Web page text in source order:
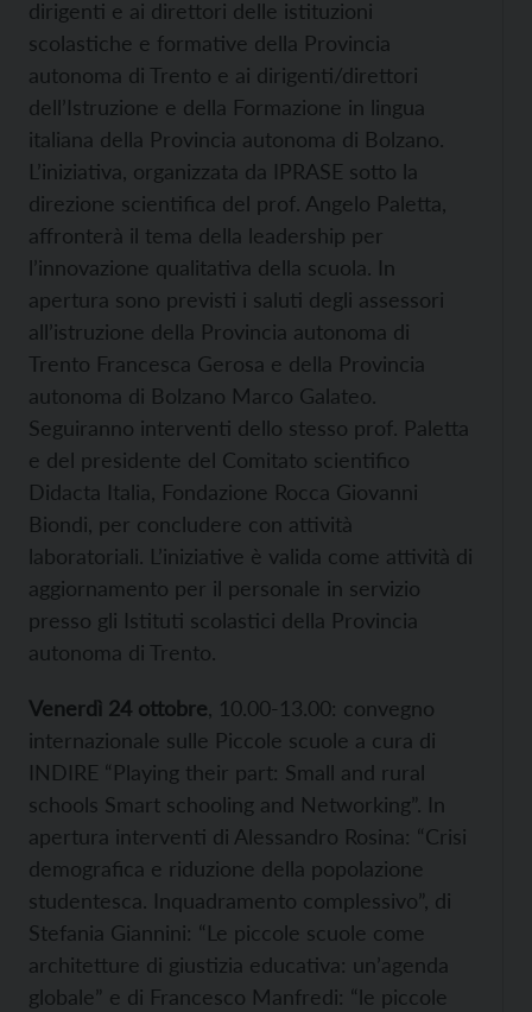
dirigenti e ai direttori delle istituzioni
scolastiche e formative della Provincia
autonoma di Trento e ai dirigenti/direttori
dell’Istruzione e della Formazione in lingua
italiana della Provincia autonoma di Bolzano.
L’iniziativa, organizzata da IPRASE sotto la
direzione scientifica del prof. Angelo Paletta,
affronterà il tema della leadership per
l’innovazione qualitativa della scuola. In
apertura sono previsti i saluti degli assessori
all’istruzione della Provincia autonoma di
Trento Francesca Gerosa e della Provincia
autonoma di Bolzano Marco Galateo.
Seguiranno interventi dello stesso prof. Paletta
e del presidente del Comitato scientifico
Didacta Italia, Fondazione Rocca Giovanni
Biondi, per concludere con attività
laboratoriali. L’iniziative è valida come attività di
aggiornamento per il personale in servizio
presso gli Istituti scolastici della Provincia
autonoma di Trento.
Venerdì 24 ottobre , 10.00-13.00: convegno
internazionale sulle Piccole scuole a cura di
INDIRE “Playing their part: Small and rural
schools Smart schooling and Networking”. In
apertura interventi di Alessandro Rosina: “Crisi
demografica e riduzione della popolazione
studentesca. Inquadramento complessivo”, di
Stefania Giannini: “Le piccole scuole come
architetture di giustizia educativa: un’agenda
globale” e di Francesco Manfredi: “le piccole